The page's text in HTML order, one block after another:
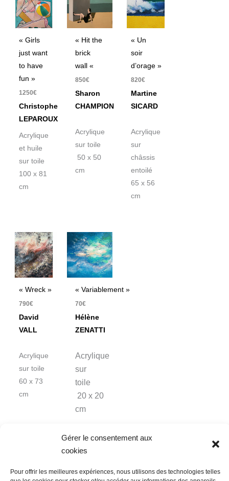
Gérer le consentement aux
cookies
Pour offrir les meilleures expériences, nous utilisons des technologies telles
« Girls
just want
to have
fun »
1250€
Christophe
LEPAROUX
Acrylique
et huile
sur toile
100 x 81
cm
« Hit the
brick
wall «
850€
Sharon
CHAMPION
Acrylique
sur toile
50 x 50
cm
« Un
soir
d’orage »
820€
Martine
SICARD
Acrylique
sur
châssis
entoilé
65 x 56
cm
« Wreck »
790€
David
VALL
Acrylique
sur toile
60 x 73
cm
« Variablement »
70€
Hélène
ZENATTI
Acrylique
sur
toile
20 x 20
cm